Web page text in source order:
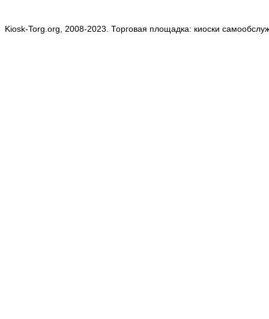
Kiosk-Torg.org, 2008-2023. Торговая площадка: киоски